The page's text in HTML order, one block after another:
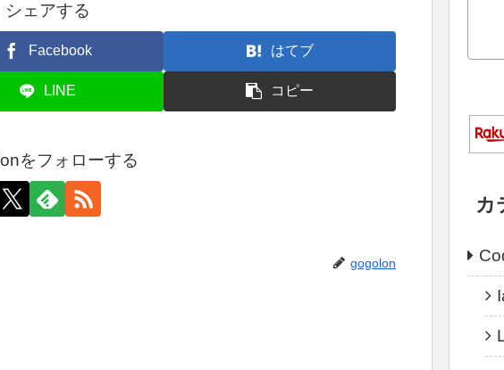
シェアする
Facebook はてブ
LINE コピー
をフォローする
gogolon
カ